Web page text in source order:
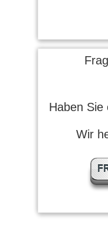
Haben Sie
Wir